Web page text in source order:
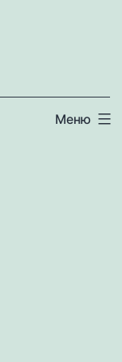
Меню